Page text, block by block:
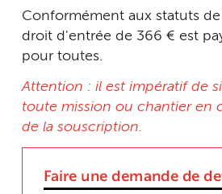
Conformément aux statuts
droit d'entrée de 366 € est
pour toutes.
Attention : il est impératif de
toute mission ou chantier en
de la souscription.